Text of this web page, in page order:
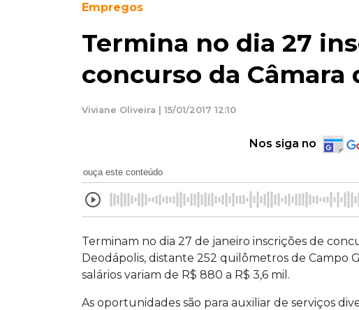
Empregos
Termina no dia 27
concurso da Câmara
Viviane Oliveira | 15/01/2017 12:10
Nos siga no
ouça este conteúdo
Terminam no dia 27 de janeiro inscrições de
Deodápolis, distante 252 quilômetros de Campo
salários variam de R$ 880 a R$ 3,6 mil.
As oportunidades são para auxiliar de serviços